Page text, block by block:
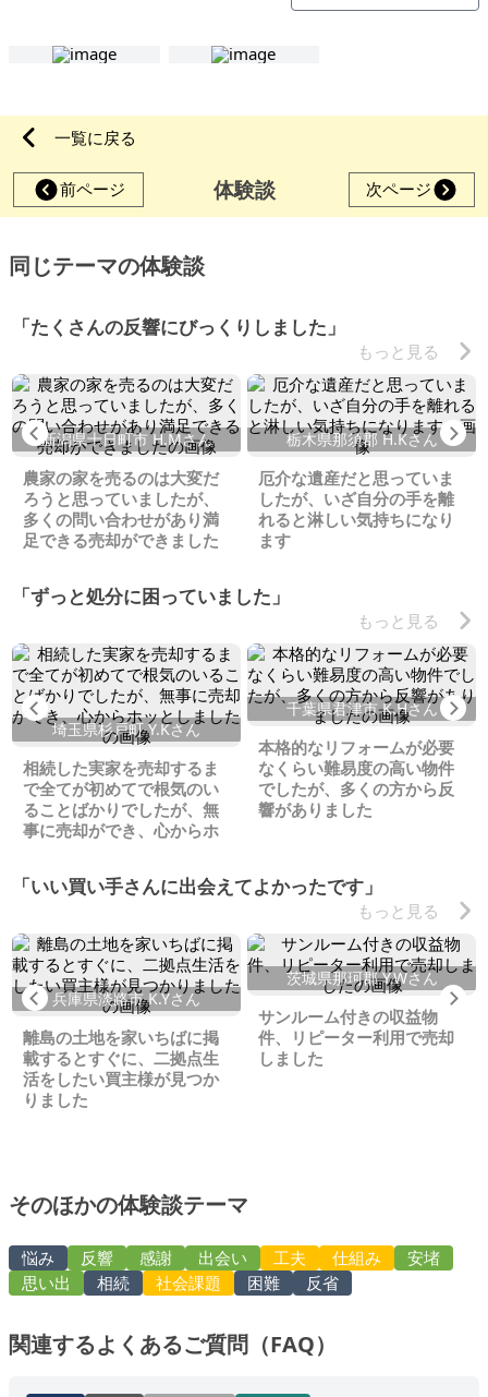
一覧に戻る
前ページ 体験談 次ページ
同じテーマの体験談
「たくさんの反響にびっくりしました」
もっと見る
Previous
新潟県十日町市 H.Mさん
農家の家を売るのは大変だ
ろうと思っていましたが、
多くの問い合わせがあり満
足できる売却ができました
栃木県那須郡 H.Kさん
厄介な遺産だと思っていま
したが、いざ自分の手を離
れると淋しい気持ちになり
ます
「ずっと処分に困っていました」
もっと見る
Previous
埼玉県杉戸町 Y.Kさん
相続した実家を売却するま
で全てが初めてで根気のい
ることばかりでしたが、無
事に売却ができ、心からホ
千葉県君津市 K.Hさん
本格的なリフォームが必要
なくらい難易度の高い物件
でしたが、多くの方から反
響がありました
「いい買い手さんに出会えてよかったです」
もっと見る
Previous
兵庫県淡路市 K.Yさん
離島の土地を家いちばに掲
載するとすぐに、二拠点生
活をしたい買主様が見つか
りました
茨城県那珂郡 Y.Wさん
サンルーム付きの収益物
件、リピーター利用で売却
しました
そのほかの体験談テーマ
悩み 反響 感謝 出会い 工夫 仕組み
安堵
思い出
相続 社会課題 困難 反省
関連するよくあるご質問（FAQ）